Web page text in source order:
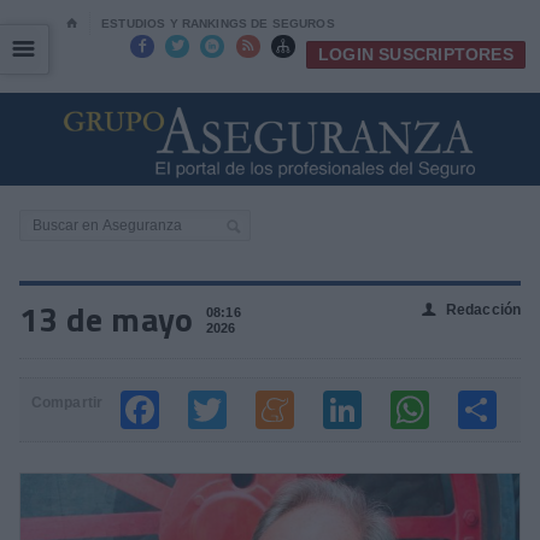
⌂ ESTUDIOS Y RANKINGS DE SEGUROS
     LOGIN SUSCRIPTORES
☰
☰
13 de mayo
08:16
2026
👤 Redacción